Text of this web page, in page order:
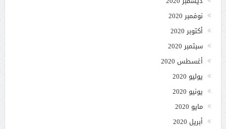
نوفمبر 2020
أكتوبر 2020
سبتمبر 2020
أغسطس 2020
يوليو 2020
يونيو 2020
مايو 2020
أبريل 2020